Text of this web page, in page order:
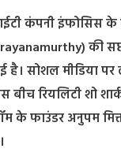
कंपनी इंफोसिस
की
है। सोशल मीडिया
बीच रियलिटी शो
के फाउंडर अनुपम